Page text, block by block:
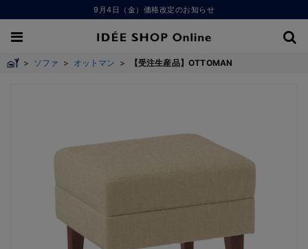
9月4日（金）価格改定のお知らせ
> ソファ > オットマン > 【受注生産品】OTTOMAN